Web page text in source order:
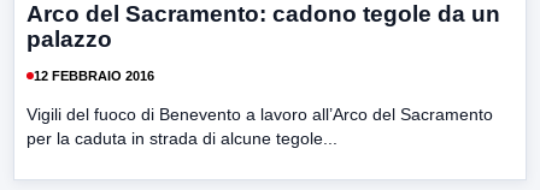
Arco del Sacramento: cadono tegole da un
palazzo
12 FEBBRAIO 2016
Vigili del fuoco di Benevento a lavoro all’Arco del Sacramento
per la caduta in strada di alcune tegole...